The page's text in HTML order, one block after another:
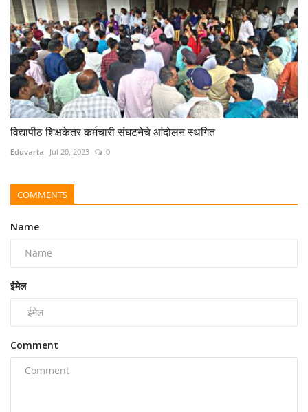
विद्यापीठ शिक्षकेतर कर्मचारी संघटनेचे आंदोलन स्थगित
Eduvarta Jul 20, 2023 0
COMMENTS
Name
ईमेल
Comment